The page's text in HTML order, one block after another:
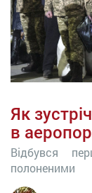
Як
в
Відбувся
полоненими